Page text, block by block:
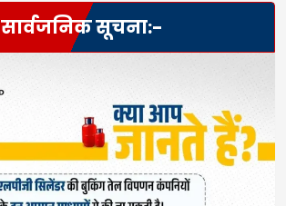
सार्वजनिक सूचना:-